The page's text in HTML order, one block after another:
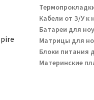
Кабели от З/У к
Батареи для
Матрицы для
Блоки питания
Материнские